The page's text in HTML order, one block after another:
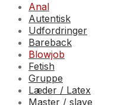
Anal
Autentisk
Udfordringer
Bareback
Blowjob
Fetish
Gruppe
Læder / Latex
Master / slave